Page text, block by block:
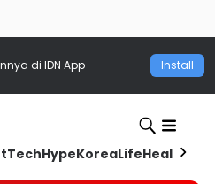
di IDN App Install
TechHypeKoreaLifeHealth